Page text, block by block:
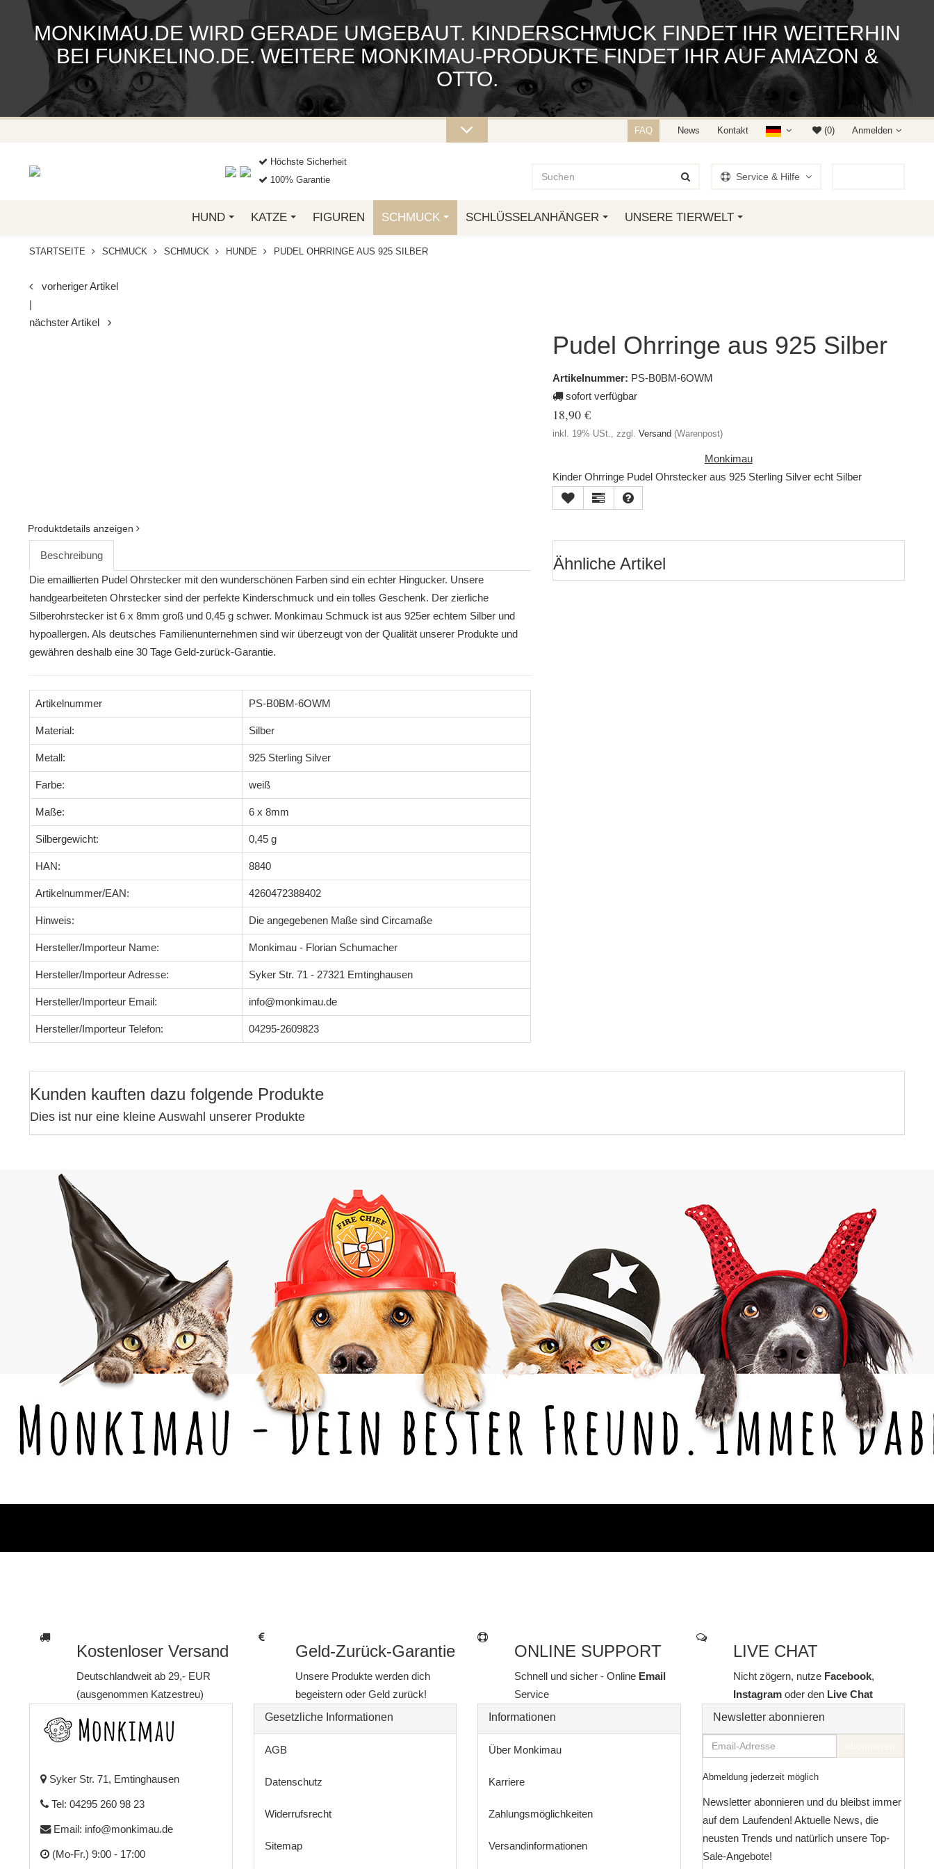
MONKIMAU.DE WIRD GERADE UMGEBAUT. KINDERSCHMUCK FINDET IHR WEITERHIN
BEI FUNKELINO.DE. WEITERE MONKIMAU-PRODUKTE FINDET IHR AUF AMAZON &
OTTO.
FAQ News Kontakt (0) Anmelden
Höchste Sicherheit
100% Garantie
Service & Hilfe
HUND KATZE FIGUREN SCHMUCK SCHLÜSSELANHÄNGER UNSERE TIERWELT
STARTSEITE SCHMUCK SCHMUCK HUNDE PUDEL OHRRINGE AUS 925 SILBER
vorheriger Artikel
|
nächster Artikel
Pudel Ohrringe aus 925 Silber
Artikelnummer: PS-B0BM-6OWM
sofort verfügbar
18,90 €
inkl. 19% USt., zzgl. Versand (Warenpost)
Monkimau
Kinder Ohrringe Pudel Ohrstecker aus 925 Sterling Silver echt Silber
Produktdetails anzeigen
Beschreibung
Die emaillierten Pudel Ohrstecker mit den wunderschönen Farben sind ein echter Hingucker. Unsere
handgearbeiteten Ohrstecker sind der perfekte Kinderschmuck und ein tolles Geschenk. Der zierliche
Silberohrstecker ist 6 x 8mm groß und 0,45 g schwer. Monkimau Schmuck ist aus 925er echtem Silber und
hypoallergen. Als deutsches Familienunternehmen sind wir überzeugt von der Qualität unserer Produkte und
gewähren deshalb eine 30 Tage Geld-zurück-Garantie.
Artikelnummer PS-B0BM-6OWM
Material: Silber
Metall: 925 Sterling Silver
Farbe: weiß
Maße: 6 x 8mm
Silbergewicht: 0,45 g
HAN: 8840
Artikelnummer/EAN: 4260472388402
Hinweis: Die angegebenen Maße sind Circamaße
Hersteller/Importeur Name: Monkimau - Florian Schumacher
Hersteller/Importeur Adresse: Syker Str. 71 - 27321 Emtinghausen
Hersteller/Importeur Email: info@monkimau.de
Hersteller/Importeur Telefon: 04295-2609823
Ähnliche Artikel
Kunden kauften dazu folgende Produkte
Dies ist nur eine kleine Auswahl unserer Produkte
Kostenloser Versand
Deutschlandweit ab 29,- EUR
(ausgenommen Katzestreu)
Geld-Zurück-Garantie
Unsere Produkte werden dich
begeistern oder Geld zurück!
ONLINE SUPPORT
Schnell und sicher - Online Email
Service
LIVE CHAT
Nicht zögern, nutze Facebook,
Instagram oder denLive Chat
Syker Str. 71, Emtinghausen
Tel: 04295 260 98 23
Email: info@monkimau.de
(Mo-Fr.) 9:00 - 17:00
Gesetzliche Informationen
AGB
Datenschutz
Widerrufsrecht
Sitemap
Informationen
Über Monkimau
Karriere
Zahlungsmöglichkeiten
Versandinformationen
Newsletter abonnieren
Email-
Adresse
Abmeldung jederzeit möglich
Newsletter abonnieren und du bleibst immer
auf dem Laufenden! Aktuelle News, die
neusten Trends und natürlich unsere Top-
Sale-Angebote!